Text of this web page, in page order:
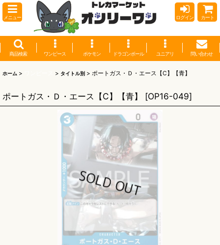
メニュー ログイン カート
商品検索 ワンピース ポケモン ドラゴンボール ユニアリ 問い合わせ
ホーム > > タイトル別 > ポートガス・Ｄ・エース【C】【青】
ポートガス・Ｄ・エース【C】【青】 [OP16-049]